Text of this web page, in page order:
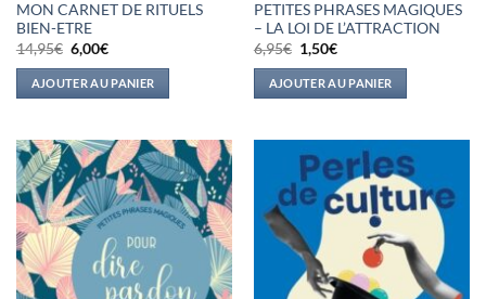
MON CARNET DE RITUELS
BIEN-ETRE
14,95€ Le
prix
initial
était :
14,95€.
6,00€Le
actuel
est :
6,00€.
AJOUTER AU PANIER
PETITES PHRASES MAGIQUES
– LA LOI DE L’ATTRACTION
6,95€ Le
prix
initial
était :
6,95€.
1,50€Le
actuel
est :
1,50€.
AJOUTER AU PANIER